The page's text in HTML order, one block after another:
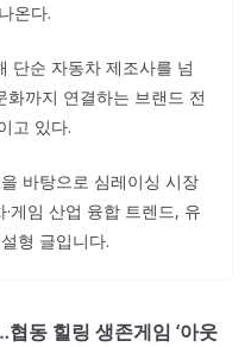
온다.
단순 자동차 제조사를 넘
화까지 연결하는 브랜드 전
고 있다.
바탕으로 심레이싱 시장
게임 산업 융합 트렌드, 유
형 글입니다.
동 힐링 생존게임 ‘아웃